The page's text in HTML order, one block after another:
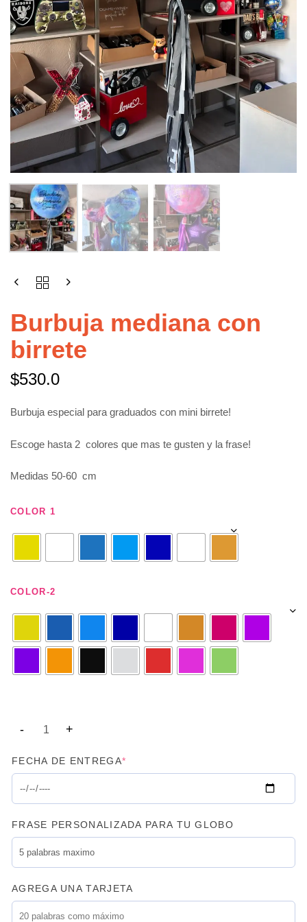
Burbuja mediana con
birrete
$530.0
Burbuja especial para graduados con mini birrete!
Escoge hasta 2 colores que mas te gusten y la frase!
Medidas 50-60 cm
COLOR 1
COLOR-2
FECHA DE ENTREGA*
FRASE PERSONALIZADA PARA TU GLOBO
AGREGA UNA TARJETA